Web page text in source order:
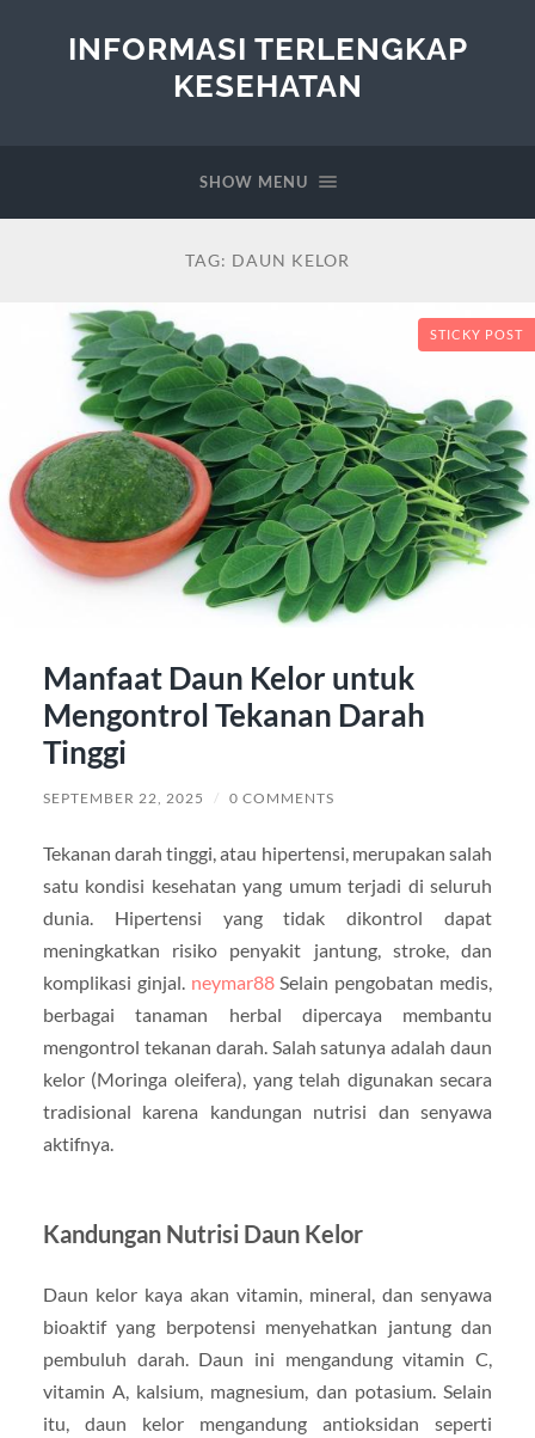
INFORMASI TERLENGKAP
KESEHATAN
SHOW MENU
TAG: DAUN KELOR
STICKY POST
Manfaat Daun Kelor untuk
Mengontrol Tekanan Darah
Tinggi
SEPTEMBER 22, 2025 / 0 COMMENTS
Tekanan darah tinggi, atau hipertensi, merupakan salah
satu kondisi kesehatan yang umum terjadi di seluruh
dunia. Hipertensi yang tidak dikontrol dapat
meningkatkan risiko penyakit jantung, stroke, dan
komplikasi ginjal. neymar88Selain pengobatan medis,
berbagai tanaman herbal dipercaya membantu
mengontrol tekanan darah. Salah satunya adalah daun
kelor (Moringa oleifera), yang telah digunakan secara
tradisional karena kandungan nutrisi dan senyawa
aktifnya.
Kandungan Nutrisi Daun Kelor
Daun kelor kaya akan vitamin, mineral, dan senyawa
bioaktif yang berpotensi menyehatkan jantung dan
pembuluh darah. Daun ini mengandung vitamin C,
vitamin A, kalsium, magnesium, dan potasium. Selain
itu, daun kelor mengandung antioksidan seperti